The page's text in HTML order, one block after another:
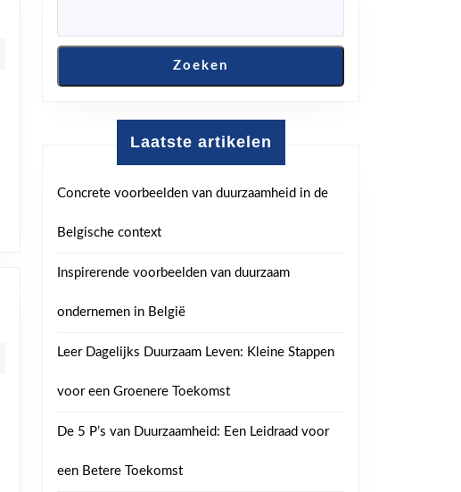
Zoeken
Laatste artikelen
Concrete voorbeelden van duurzaamheid in de
Belgische context
Inspirerende voorbeelden van duurzaam
ondernemen in België
Leer Dagelijks Duurzaam Leven: Kleine Stappen
voor een Groenere Toekomst
De 5 P’s van Duurzaamheid: Een Leidraad voor
een Betere Toekomst